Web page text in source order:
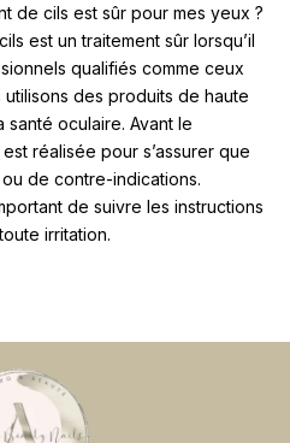
de cils est sûr pour mes yeux ?
est un traitement sûr lorsqu’il
qualifiés comme ceux
utilisons des produits de haute
oculaire. Avant le
réalisée pour s’assurer que
ou de contre-indications.
de suivre les instructions
irritation.